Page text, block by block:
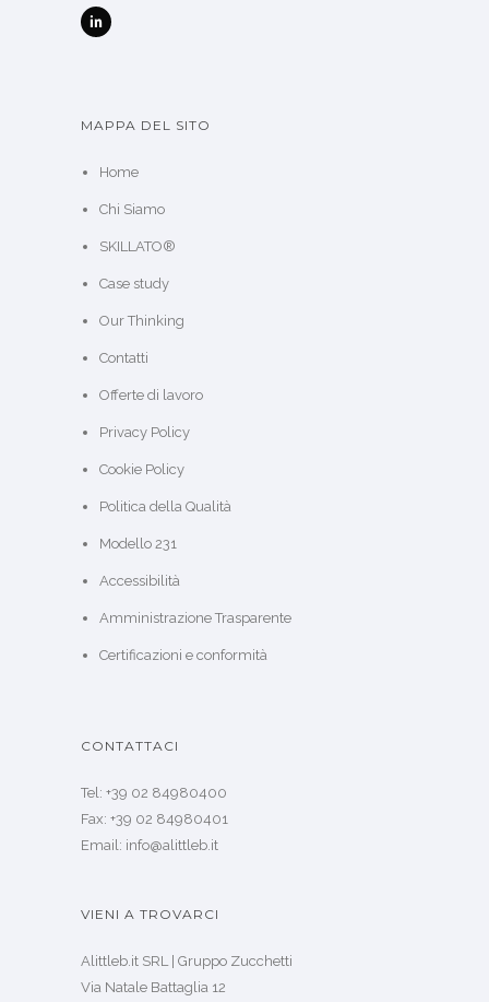
MAPPA DEL SITO
Home
Chi Siamo
SKILLATO®
Case study
Our Thinking
Contatti
Offerte di lavoro
Privacy Policy
Cookie Policy
Politica della Qualità
Modello 231
Accessibilità
Amministrazione Trasparente
Certificazioni e conformità
CONTATTACI
Tel: +39 02 84980400
Fax: +39 02 84980401
Email: info@alittleb.it
VIENI A TROVARCI
Alittleb.it SRL | Gruppo Zucchetti
Via Natale Battaglia 12